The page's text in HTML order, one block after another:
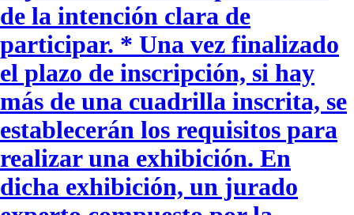
de la intención clara de
participar. * Una vez finalizado
el plazo de inscripción, si hay
más de una cuadrilla inscrita, se
establecerán los requisitos para
realizar una exhibición. En
dicha exhibición, un jurado